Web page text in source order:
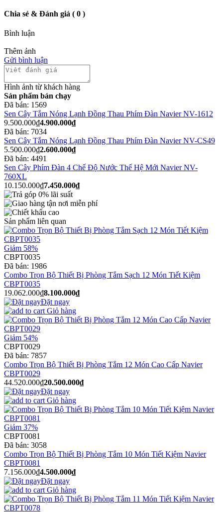
Chia sẻ & Đánh giá ( 0 )
Bình luận
Thêm ảnh
Gửi bình luận
Hình ảnh từ khách hàng
Sản phẩm bán chạy
Đã bán: 1569
Sen Cây Tắm Nóng Lạnh Đồng Thau Phím Đàn Navier NV-1612
9.500.000₫4.900.000₫
Đã bán: 7034
Sen Cây Tắm Nóng Lạnh Đồng Thau Phím Đàn Navier NV-CS49
5.500.000₫2.600.000₫
Đã bán: 4491
Sen Cây Phím Đàn 4 Chế Độ Nước Thế Hệ Mới Navier NV-
760XL
10.150.000₫7.450.000₫
Sản phẩm liên quan
Giảm 58%
CBPT0035
Đã bán: 1986
Combo Trọn Bộ Thiết Bị Phòng Tắm Sạch 12 Món Tiết Kiệm
CBPT0035
19.062.000₫8.100.000₫
Đặt ngay
Giỏ hàng
Giảm 54%
CBPT0029
Đã bán: 7857
Combo Trọn Bộ Thiết Bị Phòng Tắm 12 Món Cao Cấp Navier
CBPT0029
44.520.000₫20.500.000₫
Đặt ngay
Giỏ hàng
Giảm 37%
CBPT0081
Đã bán: 3058
Combo Trọn Bộ Thiết Bị Phòng Tắm 10 Món Tiết Kiệm Navier
CBPT0081
7.156.000₫4.500.000₫
Đặt ngay
Giỏ hàng